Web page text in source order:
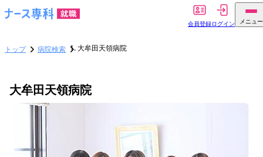
会員登録ログイン メニュー
トップ 病院検索 大牟田天領病院
大牟田天領病院